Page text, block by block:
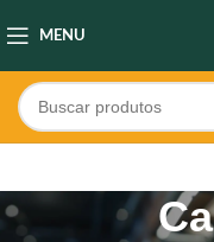
MENU